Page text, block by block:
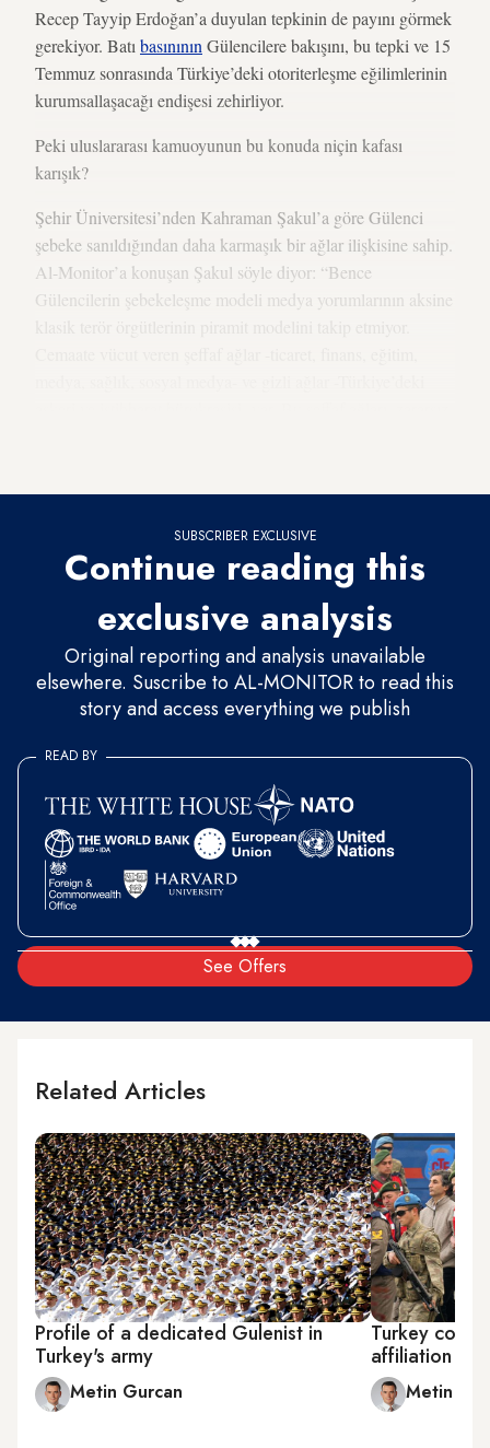
Recep Tayyip Erdoğan’a duyulan tepkinin de payını görmek
gerekiyor. Batı basınının Gülencilere bakışını, bu tepki ve 15
Temmuz sonrasında Türkiye’deki otoriterleşme eğilimlerinin
kurumsallaşacağı endişesi zehirliyor.
Peki uluslararası kamuoyunun bu konuda niçin kafası
karışık?
Şehir Üniversitesi’nden Kahraman Şakul’a göre Gülenci
şebeke sanıldığından daha karmaşık bir ağlar ilişkisine sahip.
Al-Monitor’a konuşan Şakul söyle diyor: “Bence
Gülencilerin şebekeleşme modeli medya yorumlarının aksine
SUBSCRIBER EXCLUSIVE
Continue reading this
exclusive analysis
Original reporting and analysis unavailable
elsewhere. Suscribe to AL-MONITOR to read this
story and access everything we publish
See Offers
READ BY
Related Articles
Profile of a dedicated Gulenist in
Turkey's army
Metin Gurcan
Turkey coup
affiliation
Metin